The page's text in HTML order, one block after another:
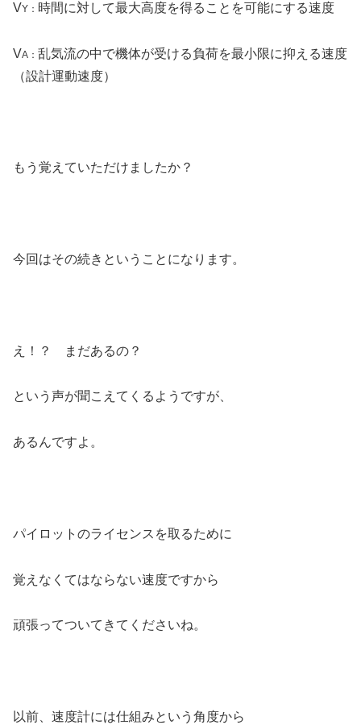
VY： 時間に対して最大高度を得ることを可能にする速度
VA： 乱気流の中で機体が受ける負荷を最小限に抑える速度
（設計運動速度）
もう覚えていただけましたか？
今回はその続きということになります。
え！？ まだあるの？
という声が聞こえてくるようですが、
あるんですよ。
パイロットのライセンスを取るために
覚えなくてはならない速度ですから
頑張ってついてきてくださいね。
以前、速度計には仕組みという角度から